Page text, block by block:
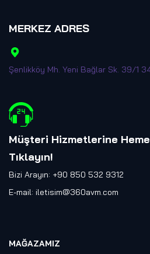
MERKEZ ADRES
Şenlikköy Mh. Yeni Bağlar Sk. 39/1
Müşteri Hizmetlerine
Tıklayın!
Bizi Arayın: +90 850 532 9312
E-mail: iletisim@360avm.com
MAĞAZAMIZ